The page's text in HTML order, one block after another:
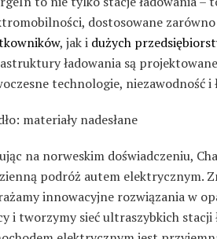
dostosowane
, jak i dużych
ładowania są
technologie, niezawodność i
materiały nadesłane
na norweskim doświadczeniu,
podróż autem elektrycznym.
innowacyjne rozwiązania w
i tworzymy sieć ultraszybkich stacji